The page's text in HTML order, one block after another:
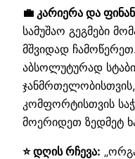
💼 კარიერა და
სამუშაო გეგმები
მშვიდად
აბსოლუტურად
კომფორტისთვის
მოერიდეთ ზედმეტ
⭐ დღის რჩევა: